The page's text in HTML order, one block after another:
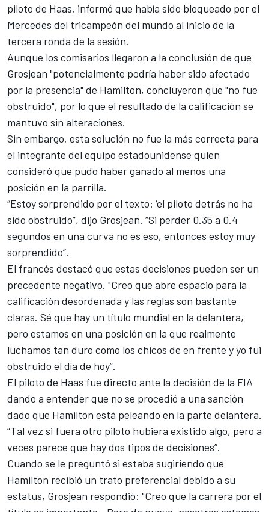
piloto de Haas, informó que había sido bloqueado por el
Mercedes del tricampeón del mundo al inicio de la
tercera ronda de la sesión.
Aunque los comisarios llegaron a la conclusión de que
Grosjean "potencialmente podría haber sido afectado
por la presencia" de Hamilton, concluyeron que "no fue
obstruido", por lo que el resultado de la calificación se
mantuvo sin alteraciones.
Sin embargo, esta solución no fue la más correcta para
el integrante del equipo estadounidense quien
consideró que pudo haber ganado al menos una
posición en la parrilla.
“Estoy sorprendido por el texto: ‘el piloto detrás no ha
sido obstruido”, dijo Grosjean. “Si perder 0.35 a 0.4
segundos en una curva no es eso, entonces estoy muy
sorprendido”.
El francés destacó que estas decisiones pueden ser un
precedente negativo. "Creo que abre espacio para la
calificación desordenada y las reglas son bastante
claras. Sé que hay un título mundial en la delantera,
pero estamos en una posición en la que realmente
luchamos tan duro como los chicos de en frente y yo fui
obstruido el día de hoy”.
El piloto de Haas fue directo ante la decisión de la FIA
dando a entender que no se procedió a una sanción
dado que Hamilton está peleando en la parte delantera.
“Tal vez si fuera otro piloto hubiera existido algo, pero a
veces parece que hay dos tipos de decisiones”.
Cuando se le preguntó si estaba sugiriendo que
Hamilton recibió un trato preferencial debido a su
estatus, Grosjean respondió: "Creo que la carrera por el